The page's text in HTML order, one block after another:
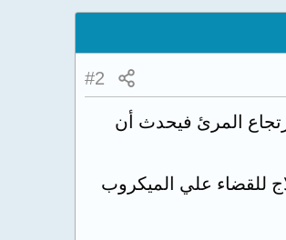
#2
المرئ فيحدث أن